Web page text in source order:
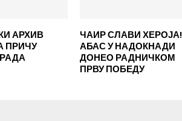
АРХИВ
ПРИЧУ
ЧАИР СЛАВИ ХЕРОЈА!
АБАС У НАДОКНАДИ
ДОНЕО РАДНИЧКОМ
ПРВУ ПОБЕДУ